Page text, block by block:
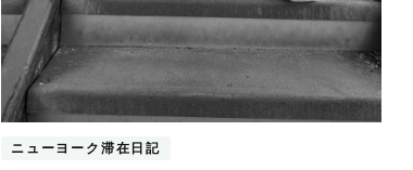
ニューヨーク滞在日記